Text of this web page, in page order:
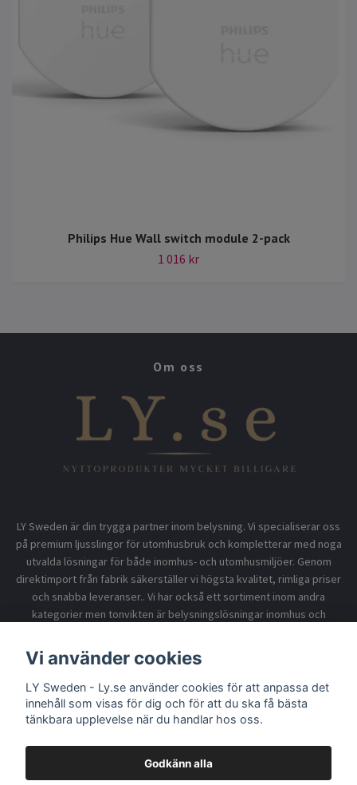
Philips Hue Wall switch module 2-pack
1 016 kr
Om oss
LY Sweden är din trygga partner inom belysning. Vi specialiserar oss
på premium ljusslingor för utomhusbruk och kompletterar med noga
utvalda lösningar för både inomhus- och utomhusmiljöer. Genom
direktimport från fabrik säkerställer vi högsta kvalitet, rimliga priser
och snabba leveranser.. Vi har också ett sortiment inom andra
kategorier men tonvikten är belysningslösningar inomhus och
Information
Vi använder cookies
LY Sweden - Ly.se använder cookies för att anpassa det
innehåll som visas för dig och för att du ska få bästa
tänkbara upplevelse när du handlar hos oss.
Godkänn alla